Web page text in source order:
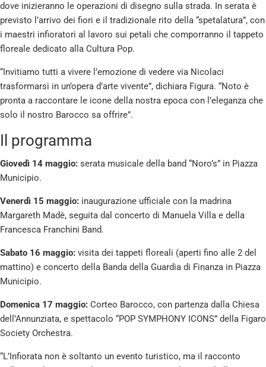
dove inizieranno le operazioni di disegno sulla strada. In serata è
previsto l’arrivo dei fiori e il tradizionale rito della “spetalatura”, con
i maestri infioratori al lavoro sui petali che comporranno il tappeto
floreale dedicato alla Cultura Pop.
“Invitiamo tutti a vivere l’emozione di vedere via Nicolaci
trasformarsi in un’opera d’arte vivente”, dichiara Figura. “Noto è
pronta a raccontare le icone della nostra epoca con l’eleganza che
solo il nostro Barocco sa offrire”.
Il programma
Giovedì 14 maggio: serata musicale della band “Noro’s” in Piazza
Municipio.
Venerdì 15 maggio: inaugurazione ufficiale con la madrina
Margareth Madè, seguita dal concerto di Manuela Villa e della
Francesca Franchini Band.
Sabato 16 maggio: visita dei tappeti floreali (aperti fino alle 2 del
mattino) e concerto della Banda della Guardia di Finanza in Piazza
Municipio.
Domenica 17 maggio: Corteo Barocco, con partenza dalla Chiesa
dell’Annunziata, e spettacolo “POP SYMPHONY ICONS” della Figaro
Society Orchestra.
“L’Infiorata non è soltanto un evento turistico, ma il racconto